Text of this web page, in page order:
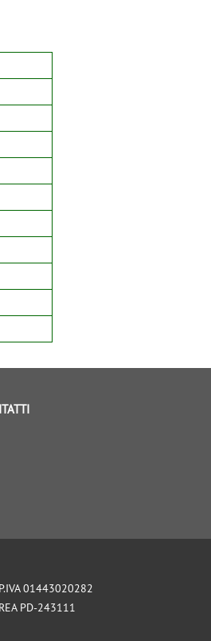
P.IVA 01443020282
REA PD-243111